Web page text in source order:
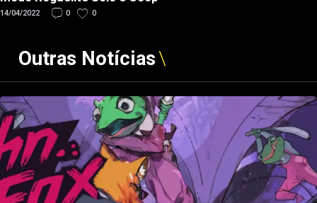
14/04/2022 0 0
Outras Notícias